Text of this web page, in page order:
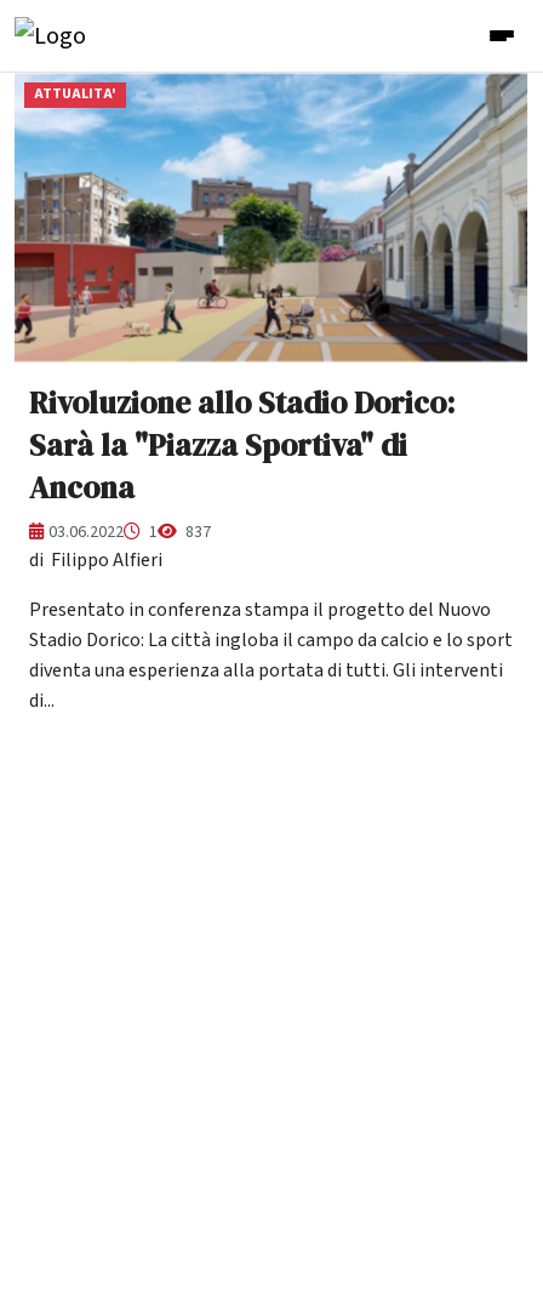
ATTUALITA'
Rivoluzione allo Stadio Dorico:
Sarà la "Piazza Sportiva" di
Ancona
03.06.2022 1 837
di Filippo Alfieri
Presentato in conferenza stampa il progetto del Nuovo
Stadio Dorico: La città ingloba il campo da calcio e lo sport
diventa una esperienza alla portata di tutti. Gli interventi
di...